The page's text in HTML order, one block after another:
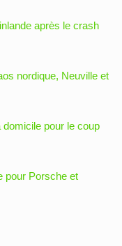
après le crash
nordique, Neuville et
pour le coup
pour Porsche et